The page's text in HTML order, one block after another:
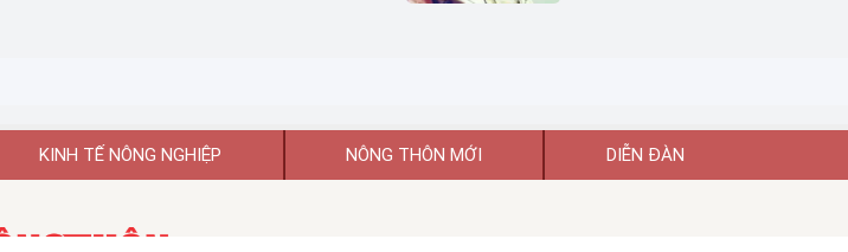
KINH TẾ NÔNG NGHIỆP NÔNG THÔN MỚI DIỄN ĐÀN